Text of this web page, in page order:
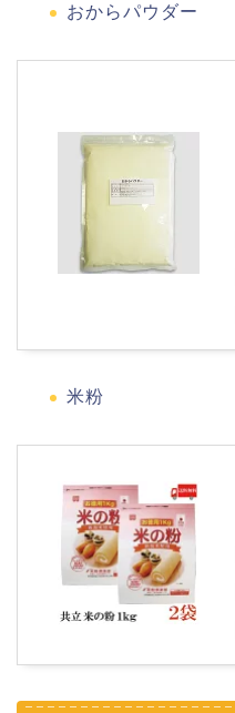
おからパウダー
米粉